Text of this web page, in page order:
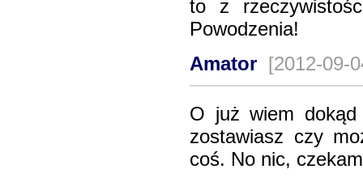
to z
Powodzenia!
Amator [2012-09-
O już wiem dokąd
zostawiasz czy
coś. No nic,